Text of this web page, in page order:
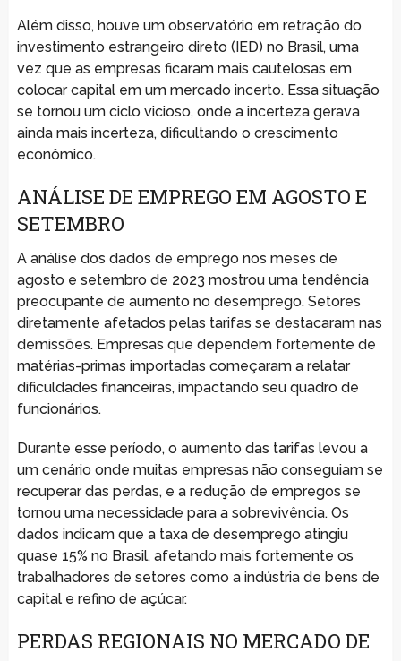
Além disso, houve um observatório em retração do
investimento estrangeiro direto (IED) no Brasil, uma
vez que as empresas ficaram mais cautelosas em
colocar capital em um mercado incerto. Essa situação
se tornou um ciclo vicioso, onde a incerteza gerava
ainda mais incerteza, dificultando o crescimento
econômico.
ANÁLISE DE EMPREGO EM AGOSTO E
SETEMBRO
A análise dos dados de emprego nos meses de
agosto e setembro de 2023 mostrou uma tendência
preocupante de aumento no desemprego. Setores
diretamente afetados pelas tarifas se destacaram nas
demissões. Empresas que dependem fortemente de
matérias-primas importadas começaram a relatar
dificuldades financeiras, impactando seu quadro de
funcionários.
Durante esse período, o aumento das tarifas levou a
um cenário onde muitas empresas não conseguiam se
recuperar das perdas, e a redução de empregos se
tornou uma necessidade para a sobrevivência. Os
dados indicam que a taxa de desemprego atingiu
quase 15% no Brasil, afetando mais fortemente os
trabalhadores de setores como a indústria de bens de
capital e refino de açúcar.
PERDAS REGIONAIS NO MERCADO DE